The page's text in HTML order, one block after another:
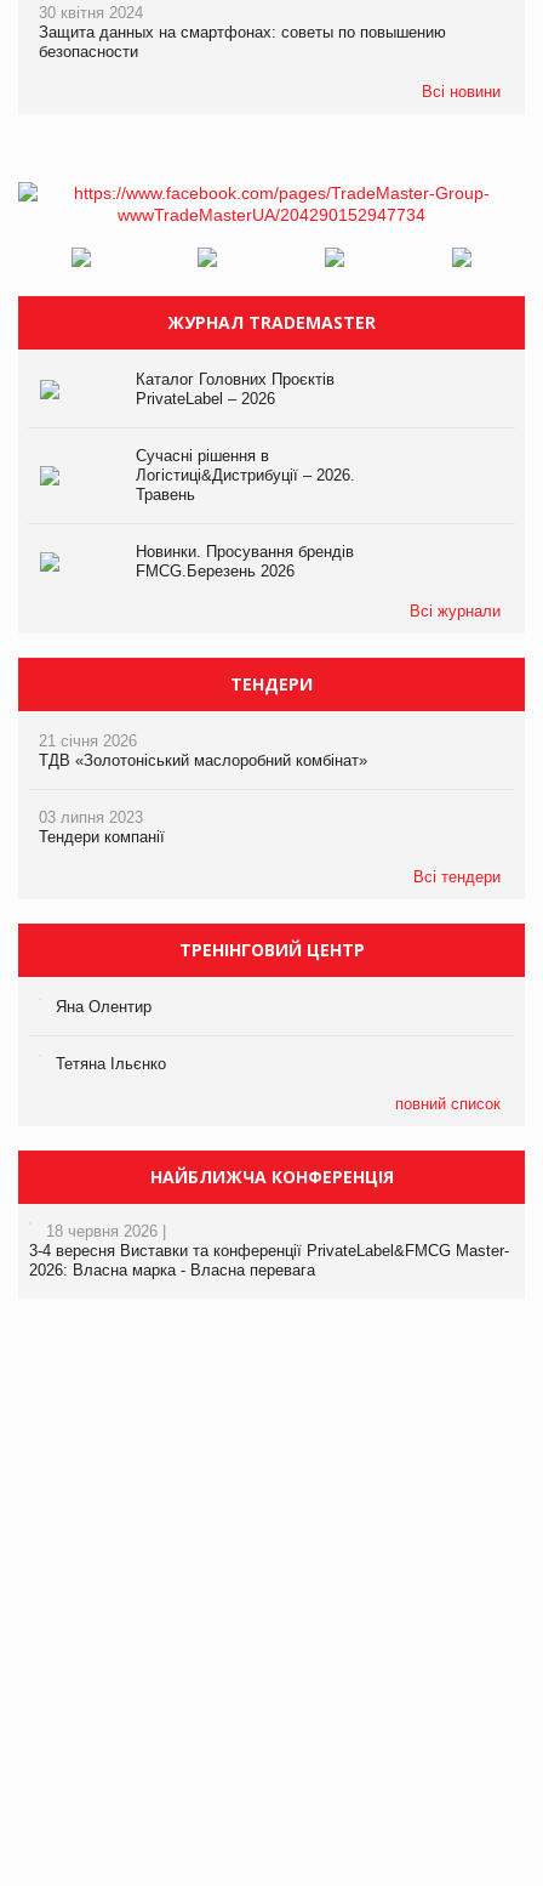
30 квітня 2024
Защита данных на смартфонах: советы по повышению
безопасности
Всі новини
ЖУРНАЛ TRADEMASTER
Каталог Головних Проєктів
PrivateLabel – 2026
Сучасні рішення в
Логістиці&Дистрибуції – 2026.
Травень
Новинки. Просування брендів
FMCG.Березень 2026
Всі журнали
ТЕНДЕРИ
21 січня 2026
ТДВ «Золотоніський маслоробний комбінат»
03 липня 2023
Тендери компанії
Всі тендери
ТРЕНІНГОВИЙ ЦЕНТР
Яна Олентир
Тетяна Ільєнко
повний список
НАЙБЛИЖЧА КОНФЕРЕНЦІЯ
18 червня 2026 |
3-4 вересня Виставки та конференції PrivateLabel&FMCG Master-
2026: Власна марка - Власна перевага